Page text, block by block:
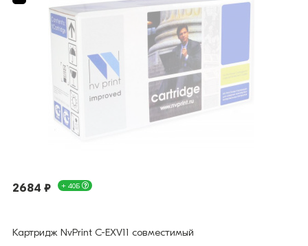
2684 ₽ + 40Б
Картридж NvPrint C-EXV11 совместимый